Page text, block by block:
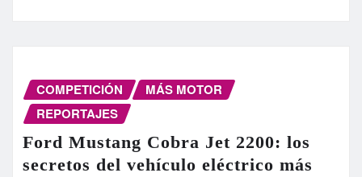
COMPETICIÓN
MÁS MOTOR
REPORTAJES
Ford Mustang Cobra Jet 2200: los
secretos del vehículo eléctrico más